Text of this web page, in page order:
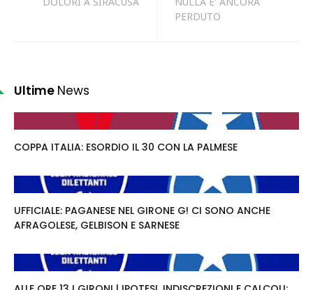
PERDUTO
Ultime News
COPPA ITALIA: ESORDIO IL 30 CON LA PALMESE
UFFICIALE: PAGANESE NEL GIRONE G! CI SONO ANCHE
AFRAGOLESE, GELBISON E SARNESE